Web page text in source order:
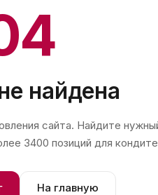
найдена
сайта. Найдите
3400 позиций для
На главную